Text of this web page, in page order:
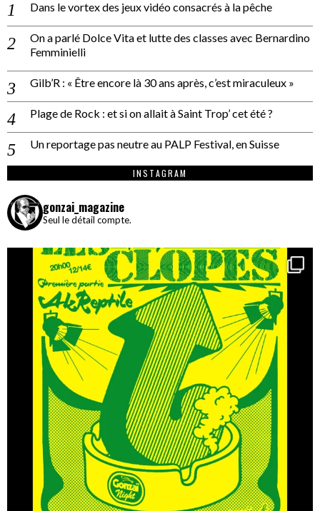
Dans le vortex des jeux vidéo consacrés à la pêche
On a parlé Dolce Vita et lutte des classes avec Bernardino
Femminielli
Gilb’R : « Être encore là 30 ans après, c’est miraculeux »
Plage de Rock : et si on allait à Saint Trop’ cet été ?
Un reportage pas neutre au PALP Festival, en Suisse
INSTAGRAM
gonzai_magazine
Seul le détail compte.